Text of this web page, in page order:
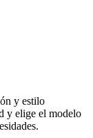
y estilo
y elige el modelo